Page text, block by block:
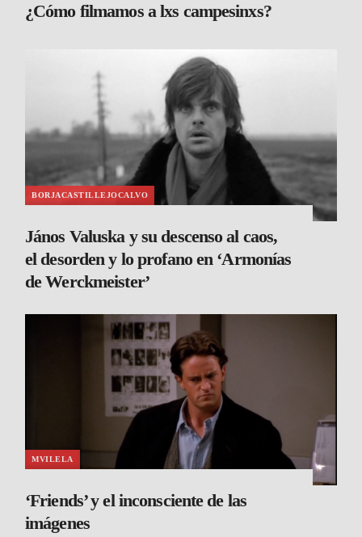
¿Cómo filmamos a lxs campesinxs?
BORJACASTILLEJOCALVO
János Valuska y su descenso al caos,
el desorden y lo profano en ‘Armonías
de Werckmeister’
MVILELA
‘Friends’ y el inconsciente de las
imágenes